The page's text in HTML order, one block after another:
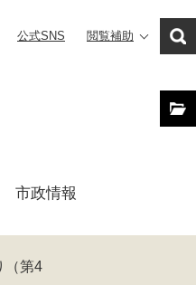
公式SNS 閲覧補助
市政情報
（第4